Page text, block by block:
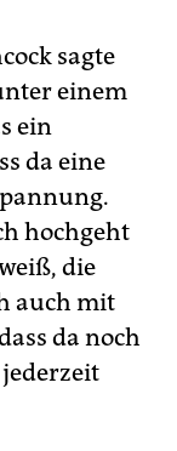
sagte
einem
ein
da eine
hochgeht
die
auch mit
da noch